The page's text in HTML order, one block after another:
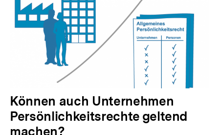
V
o
r
Können auch Unternehmen
Persönlichkeitsrechte geltend
machen?